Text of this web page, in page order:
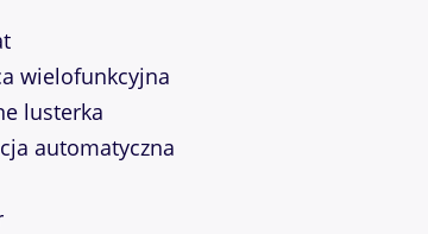
wielofunkcyjna
lusterka
automatyczna